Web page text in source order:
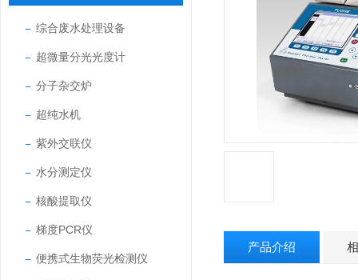
综合废水处理设备
超微量分光光度计
分子杂交炉
超纯水机
紫外交联仪
水分测定仪
核酸提取仪
梯度PCR仪
便携式生物荧光检测仪
产品介绍